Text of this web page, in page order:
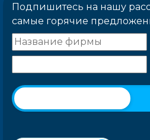
Подпишитесь на нашу
самые горячие